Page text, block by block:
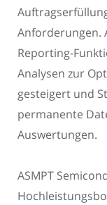
Anforderungen.
Reporting-
Analysen zur
gesteigert und
permanente
Auswertungen.
ASMPT